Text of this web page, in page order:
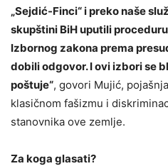
„Sejdić-Finci“ i preko naše
skupštini BiH uputili
Izbornog zakona prema
dobili odgovor. I ovi izbori se
poštuje“, govori Mujić,
klasičnom fašizmu i
stanovnika ove zemlje.
Za koga glasati?